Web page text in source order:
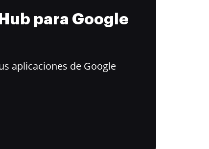
para Google
aplicaciones de Google